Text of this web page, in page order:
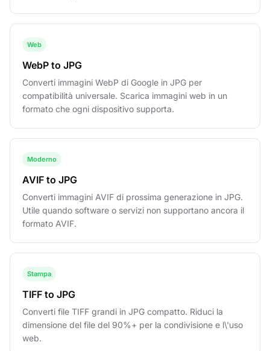
Web
WebP to JPG
Converti immagini WebP di Google in JPG per
compatibilità universale. Scarica immagini web in un
formato che ogni dispositivo supporta.
Moderno
AVIF to JPG
Converti immagini AVIF di prossima generazione in JPG.
Utile quando software o servizi non supportano ancora il
formato AVIF.
Stampa
TIFF to JPG
Converti file TIFF grandi in JPG compatto. Riduci la
dimensione del file del 90%+ per la condivisione e l\'uso
web.